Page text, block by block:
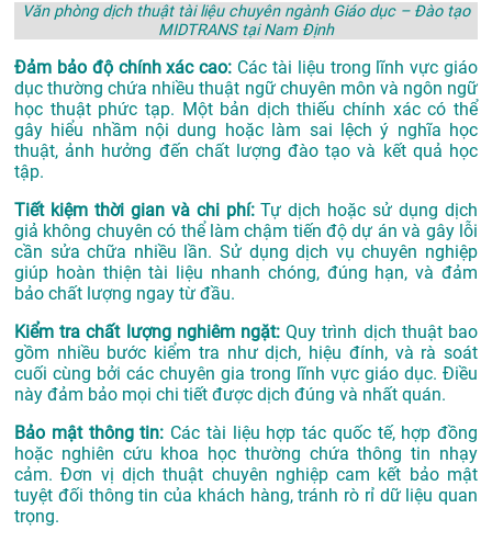
Văn phòng dịch thuật tài liệu chuyên ngành Giáo dục – Đào tạo
MIDTRANS tại Nam Định
Đảm bảo độ chính xác cao: Các tài liệu trong lĩnh vực giáo
dục thường chứa nhiều thuật ngữ chuyên môn và ngôn ngữ
học thuật phức tạp. Một bản dịch thiếu chính xác có thể
gây hiểu nhầm nội dung hoặc làm sai lệch ý nghĩa học
thuật, ảnh hưởng đến chất lượng đào tạo và kết quả học
tập.
Tiết kiệm thời gian và chi phí:Tự dịch hoặc sử dụng dịch
giả không chuyên có thể làm chậm tiến độ dự án và gây lỗi
cần sửa chữa nhiều lần. Sử dụng dịch vụ chuyên nghiệp
giúp hoàn thiện tài liệu nhanh chóng, đúng hạn, và đảm
bảo chất lượng ngay từ đầu.
Kiểm tra chất lượng nghiêm ngặt:Quy trình dịch thuật bao
gồm nhiều bước kiểm tra như dịch, hiệu đính, và rà soát
cuối cùng bởi các chuyên gia trong lĩnh vực giáo dục. Điều
này đảm bảo mọi chi tiết được dịch đúng và nhất quán.
Bảo mật thông tin: Các tài liệu hợp tác quốc tế, hợp đồng
hoặc nghiên cứu khoa học thường chứa thông tin nhạy
cảm. Đơn vị dịch thuật chuyên nghiệp cam kết bảo mật
tuyệt đối thông tin của khách hàng, tránh rò rỉ dữ liệu quan
trọng.